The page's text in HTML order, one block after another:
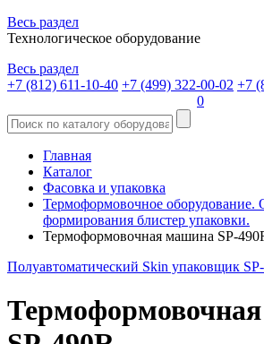
Весь раздел
Технологическое оборудование
Весь раздел
+7 (812) 611-10-40 +7 (499) 322-00-02 +7
0
Главная
Каталог
Фасовка и упаковка
Термоформовочное оборудование.
формирования блистер упаковки.
Термоформовочная машина SP-
Полуавтоматический Skin упаковщик